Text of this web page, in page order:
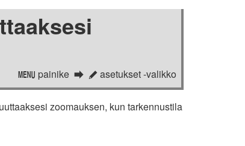
G painike A asetukset -valikko
zoomauksen, kun tarkennustila